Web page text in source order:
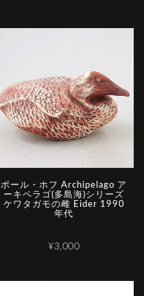
ポール・ホフ Archipelago ア
ーキペラゴ(多島海)シリーズ
ケワタガモの雌 Eider 1990
年代
¥3,000